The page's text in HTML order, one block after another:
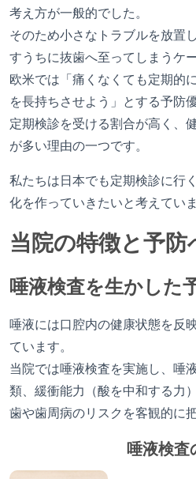
考え方が一般的でした。
そのため小さなトラブルを放置
すうちに抜歯へ至ってしまうケ
欧米では「痛くなくても定期的
を長持ちさせよう」とする予防
定期検診を受ける割合が高く、
が多い理由の一つです。
私たちは日本でも定期検診に行
化を作っていきたいと考えていま
当院の特徴と予
唾液検査を生かした
唾液には口腔内の健康状態を反
ています。
当院では唾液検査を実施し、唾
類、緩衝能力（酸を中和する力
歯や歯周病のリスクを客観的に
唾液検査